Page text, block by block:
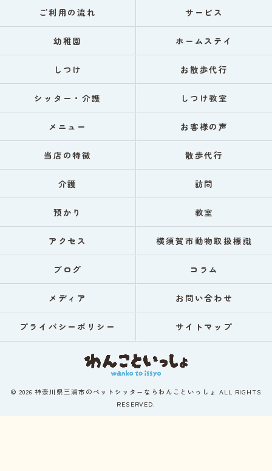
ご利用の流れ サービス
幼稚園 ホームステイ
しつけ お散歩代行
シッター・介護 しつけ教室
メニュー お客様の声
当店の特徴 散歩代行
介護 訪問
預かり 教室
アクセス 横須賀市動物取扱標識
ブログ コラム
メディア お問い合わせ
プライバシーポリシー サイトマップ
© 2026 神奈川県三浦市のペットシッターならわんこといっしょ ALL RIGHTS
RESERVED.